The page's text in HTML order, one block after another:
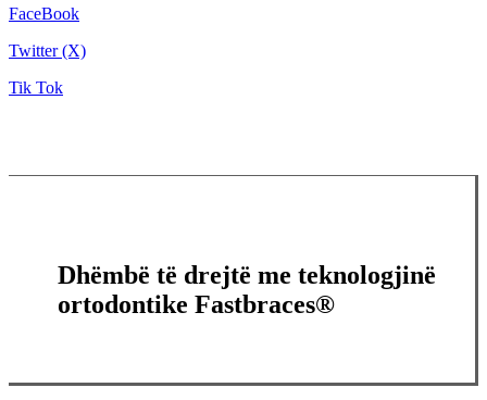
FaceBook
Twitter (X)
Tik Tok
Dhëmbë të drejtë me teknologjinë
ortodontike Fastbraces®